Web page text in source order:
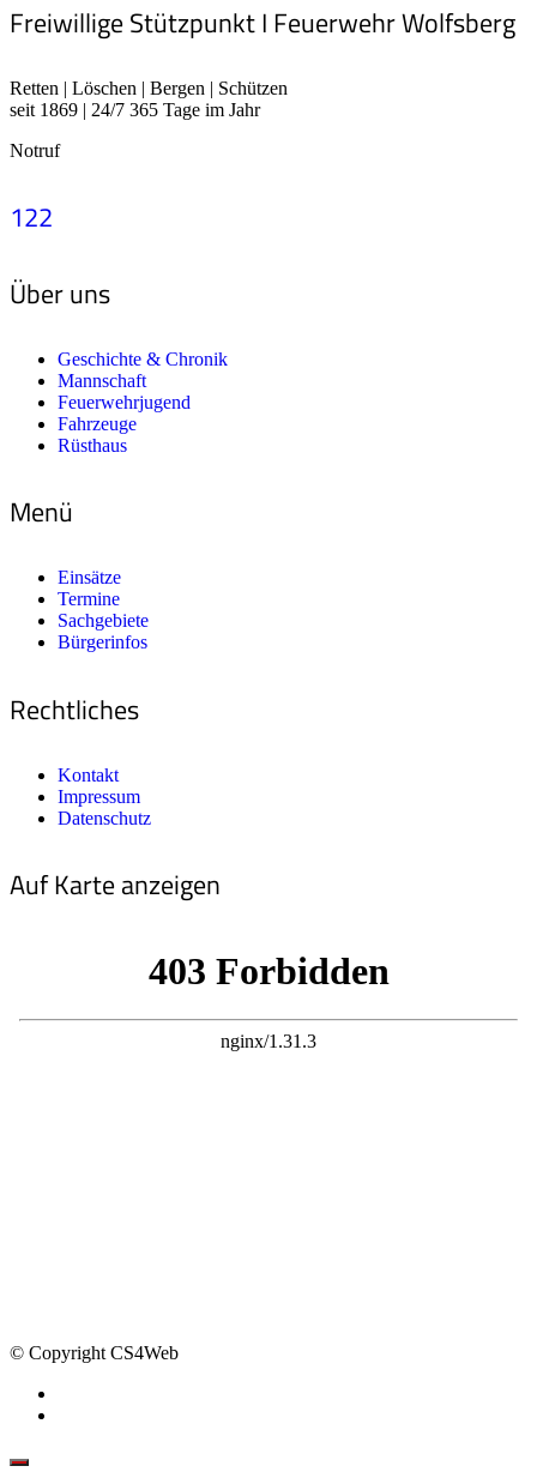
Freiwillige Stützpunkt I Feuerwehr Wolfsberg
Retten | Löschen | Bergen | Schützen
seit 1869 | 24/7 365 Tage im Jahr
Notruf
122
Über uns
Geschichte & Chronik
Mannschaft
Feuerwehrjugend
Fahrzeuge
Rüsthaus
Menü
Einsätze
Termine
Sachgebiete
Bürgerinfos
Rechtliches
Kontakt
Impressum
Datenschutz
Auf Karte anzeigen
© Copyright CS4Web